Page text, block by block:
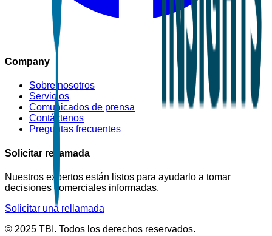
Company
Sobre nosotros
Servicios
Comunicados de prensa
Contáctenos
Preguntas frecuentes
Solicitar rellamada
Nuestros expertos están listos para ayudarlo a tomar
decisiones comerciales informadas.
Solicitar una rellamada
© 2025 TBI. Todos los derechos reservados.